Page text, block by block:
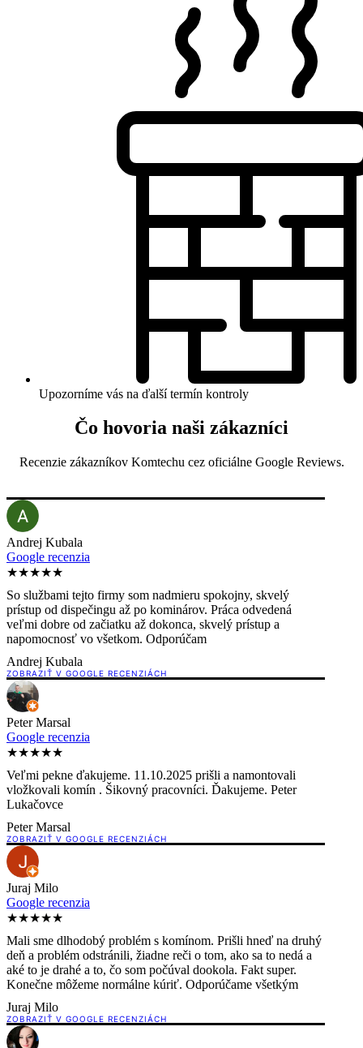
Upozorníme vás na ďalší termín kontroly
Čo hovoria naši zákazníci
Recenzie zákazníkov Komtechu cez oficiálne Google Reviews.
Andrej Kubala
Google recenzia
★★★★★
So službami tejto firmy som nadmieru spokojny, skvelý
prístup od dispečingu až po kominárov. Práca odvedená
veľmi dobre od začiatku až dokonca, skvelý prístup a
napomocnosť vo všetkom. Odporúčam
Andrej Kubala
ZOBRAZIŤ V GOOGLE RECENZIÁCH
Peter Marsal
Google recenzia
★★★★★
Veľmi pekne ďakujeme. 11.10.2025 prišli a namontovali
vložkovali komín . Šikovný pracovníci. Ďakujeme. Peter
Lukačovce
Peter Marsal
ZOBRAZIŤ V GOOGLE RECENZIÁCH
Juraj Milo
Google recenzia
★★★★★
Mali sme dlhodobý problém s komínom. Prišli hneď na druhý
deň a problém odstránili, žiadne reči o tom, ako sa to nedá a
aké to je drahé a to, čo som počúval dookola. Fakt super.
Konečne môžeme normálne kúriť. Odporúčame všetkým
Juraj Milo
ZOBRAZIŤ V GOOGLE RECENZIÁCH